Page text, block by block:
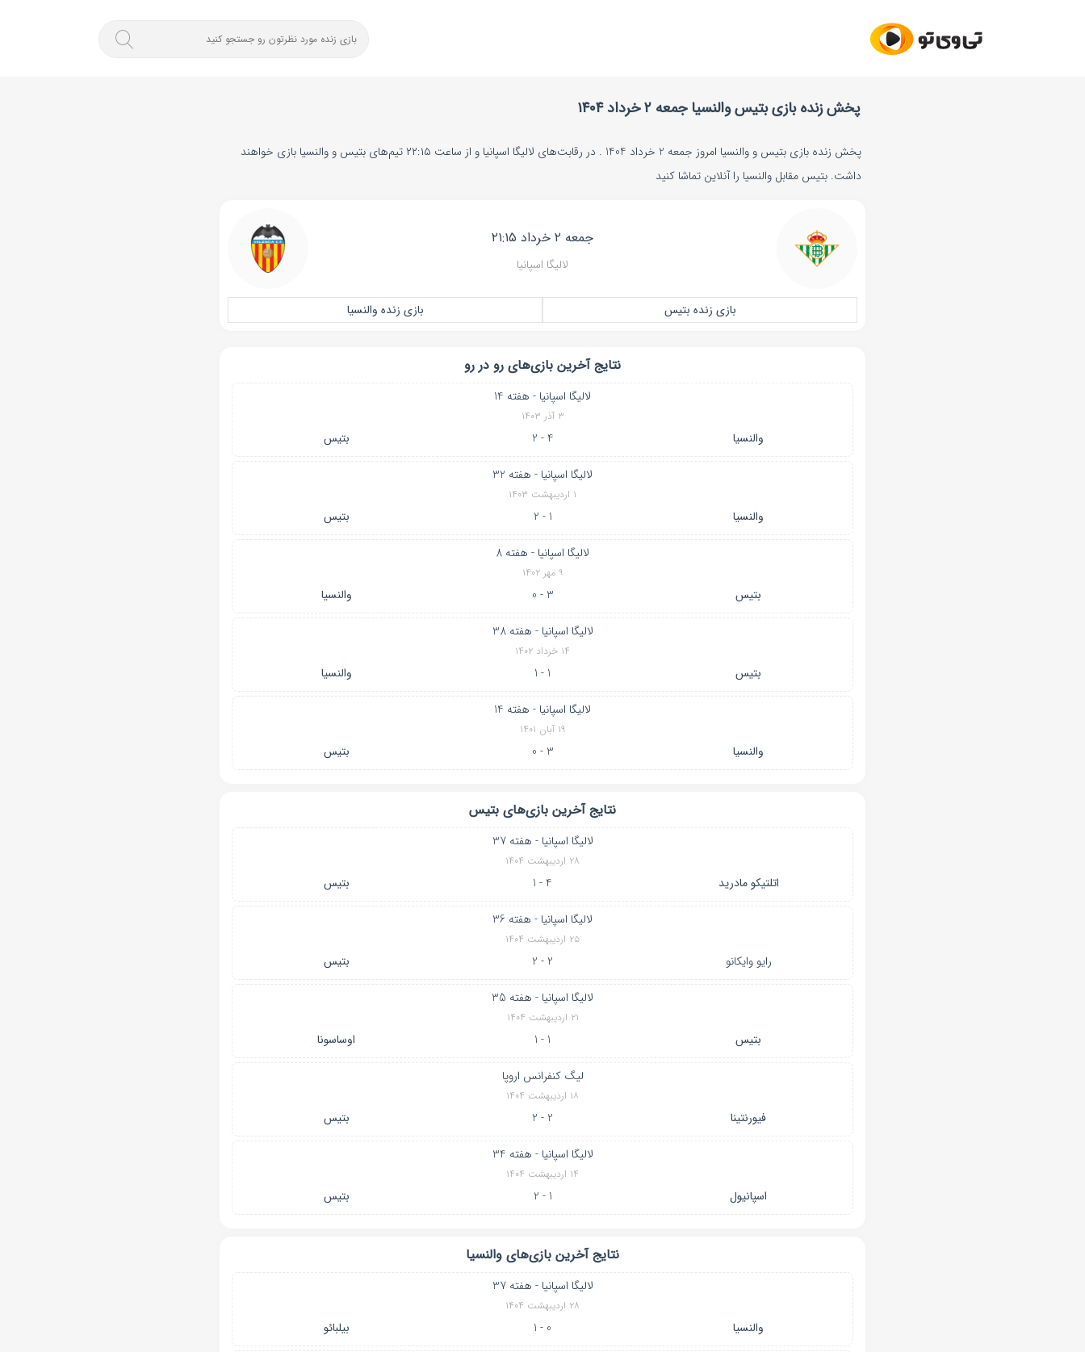
پخش زنده بازی بتیس والنسیا جمعه ۲ خرداد ۱۴۰۴
پخش زنده بازی بتیس و والنسیا امروز جمعه 2 خرداد 1404 . در رقابت‌های لالیگا اسپانیا و از ساعت ۲۲:۱۵ تیم‌های بتیس و والنسیا بازی خواهند
داشت. بتیس مقابل والنسیا را آنلاین تماشا کنید
جمعه ۲ خرداد ۲۱:۱۵
لالیگا اسپانیا
بازی زنده بتیس بازی زنده والنسیا
نتایج آخرین بازی‌های رو در رو
لالیگا اسپانیا - هفته 14
۳ آذر ۱۴۰۳
والنسیا 4 - 2 بتیس
لالیگا اسپانیا - هفته 32
۱ اردیبهشت ۱۴۰۳
والنسیا 1 - 2 بتیس
لالیگا اسپانیا - هفته 8
۹ مهر ۱۴۰۲
بتیس 3 - 0 والنسیا
لالیگا اسپانیا - هفته 38
۱۴ خرداد ۱۴۰۲
بتیس 1 - 1 والنسیا
لالیگا اسپانیا - هفته 14
۱۹ آبان ۱۴۰۱
والنسیا 3 - 0 بتیس
نتایج آخرین بازی‌های بتیس
لالیگا اسپانیا - هفته 37
۲۸ اردیبهشت ۱۴۰۴
اتلتیکو مادرید 4 - 1 بتیس
لالیگا اسپانیا - هفته 36
۲۵ اردیبهشت ۱۴۰۴
رایو وایکانو 2 - 2 بتیس
لالیگا اسپانیا - هفته 35
۲۱ اردیبهشت ۱۴۰۴
بتیس 1 - 1 اوساسونا
لیگ کنفرانس اروپا
۱۸ اردیبهشت ۱۴۰۴
فیورنتینا 2 - 2 بتیس
لالیگا اسپانیا - هفته 34
۱۴ اردیبهشت ۱۴۰۴
اسپانیول 1 - 2 بتیس
نتایج آخرین بازی‌های والنسیا
لالیگا اسپانیا - هفته 37
۲۸ اردیبهشت ۱۴۰۴
والنسیا 0 - 1 بیلبائو